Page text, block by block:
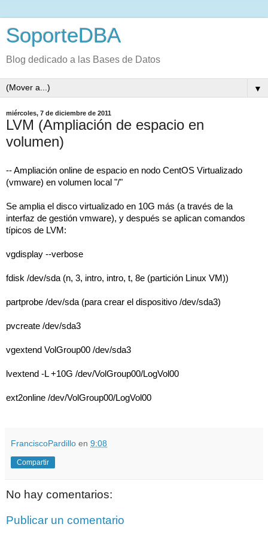
SoporteDBA
Blog dedicado a las Bases de Datos
▼
miércoles, 7 de diciembre de 2011
LVM (Ampliación de espacio en
volumen)
-- Ampliación online de espacio en nodo CentOS Virtualizado
(vmware) en volumen local "/"
Se amplia el disco virtualizado en 10G más (a través de la
interfaz de gestión vmware), y después se aplican comandos
típicos de LVM:
vgdisplay --verbose
fdisk /dev/sda (n, 3, intro, intro, t, 8e (partición Linux VM))
partprobe /dev/sda (para crear el dispositivo /dev/sda3)
pvcreate /dev/sda3
vgextend VolGroup00 /dev/sda3
lvextend -L +10G /dev/VolGroup00/LogVol00
ext2online /dev/VolGroup00/LogVol00
FranciscoPardillo en 9:08
Compartir
No hay comentarios:
Publicar un comentario